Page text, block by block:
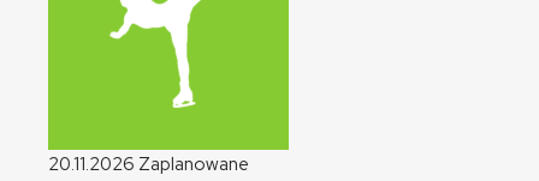
20.11.2026 Zaplanowane